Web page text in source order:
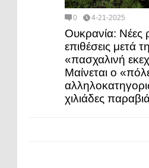
0 4-21-2025
Ουκρανία: Νέες
επιθέσεις μετά
«πασχαλινή
Μαίνεται ο
χιλιάδες